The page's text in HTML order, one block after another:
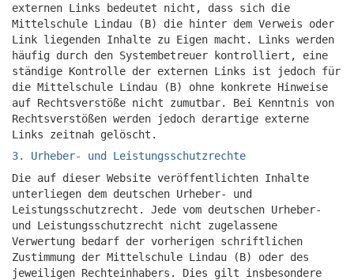
externen Links bedeutet nicht, dass sich die
Mittelschule Lindau (B) die hinter dem Verweis oder
Link liegenden Inhalte zu Eigen macht. Links werden
häufig durch den Systembetreuer kontrolliert, eine
ständige Kontrolle der externen Links ist jedoch für
die Mittelschule Lindau (B) ohne konkrete Hinweise
auf Rechtsverstöße nicht zumutbar. Bei Kenntnis von
Rechtsverstößen werden jedoch derartige externe
Links zeitnah gelöscht.
3. Urheber- und Leistungsschutzrechte
Die auf dieser Website veröffentlichten Inhalte
unterliegen dem deutschen Urheber- und
Leistungsschutzrecht. Jede vom deutschen Urheber-
und Leistungsschutzrecht nicht zugelassene
Verwertung bedarf der vorherigen schriftlichen
Zustimmung der Mittelschule Lindau (B) oder des
jeweiligen Rechteinhabers. Dies gilt insbesondere